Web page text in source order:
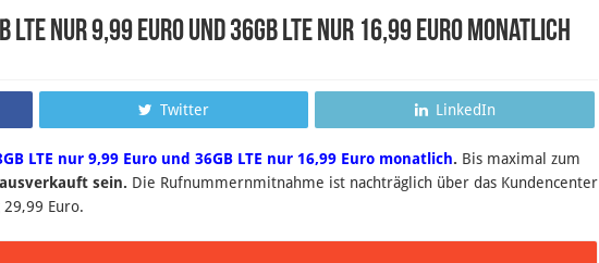
nur 9,99 Euro und 36GB LTE nur 16,99 Euro monatlich
Twitter LinkedIn
LTE nur 9,99 Euro und 36GB LTE nur 16,99 Euro monatlich. Bis maximal zum
sein. Die Rufnummernmitnahme ist nachträglich über das Kundencenter
Euro.